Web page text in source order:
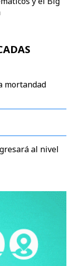
mortandad
al nivel